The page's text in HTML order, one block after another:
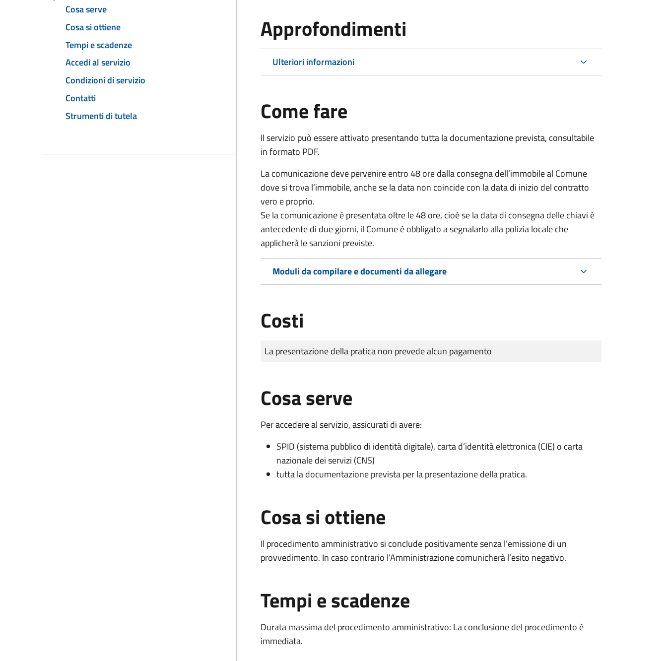
Cosa serve
Cosa si ottiene
Tempi e scadenze
Accedi al servizio
Condizioni di servizio
Contatti
Strumenti di tutela
Approfondimenti
Ulteriori informazioni
Come fare
Il servizio può essere attivato presentando tutta la documentazione prevista, consultabile
in formato PDF.
La comunicazione deve pervenireentro 48 oredalla consegna dell’immobile al Comune
dove si trova l’immobile, anche se la data non coincide con la data di inizio del contratto
vero e proprio.
Se la comunicazione è presentata oltre le 48 ore, cioè se la data di consegna delle chiavi è
antecedente di due giorni, il Comune è obbligato a segnalarlo alla polizia locale che
applicherà le sanzioni previste.
Moduli da compilare e documenti da allegare
Costi
Tipo di pagamento
Importo
La presentazione della pratica non prevede alcun pagamento
Cosa serve
Per accedere al servizio, assicurati di avere:
SPID (sistema pubblico di identità digitale), carta d’identità elettronica (CIE) o carta
nazionale dei servizi (CNS)
tutta la documentazione prevista per la presentazione della pratica.
Cosa si ottiene
Il procedimento amministrativo si conclude positivamente senza l’emissione di un
provvedimento. In caso contrario l’Amministrazione comunicherà l’esito negativo.
Tempi e scadenze
Durata massima del procedimento amministrativo: La conclusione del procedimento è
immediata.